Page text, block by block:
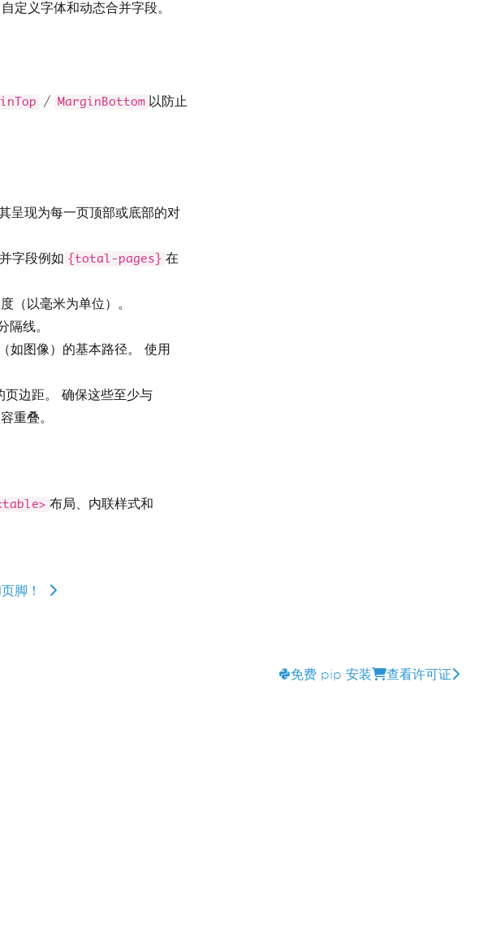
定义字体和动态合并字段。
/ MarginBottom 以防止
呈现为每一页顶部或底部的对
字段例如 {total-pages} 在
（以毫米为单位）。
隔线。
如图像）的基本路径。 使用
页边距。 确保这些至少与
重叠。
布局、内联样式和
脚！
免费 pip 安装 查看许可证